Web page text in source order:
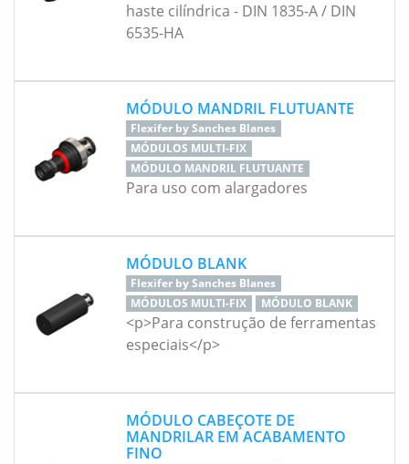
haste cilíndrica - DIN 1835-A / DIN
6535-HA
MÓDULO MANDRIL FLUTUANTE
Flexifer by Sanches Blanes
MÓDULOS MULTI-FIX
MÓDULO MANDRIL FLUTUANTE
Para uso com alargadores
MÓDULO BLANK
Flexifer by Sanches Blanes
MÓDULOS MULTI-FIX
MÓDULO BLANK
<p>Para construção de ferramentas
especiais</p>
MÓDULO CABEÇOTE DE
MANDRILAR EM ACABAMENTO
FINO